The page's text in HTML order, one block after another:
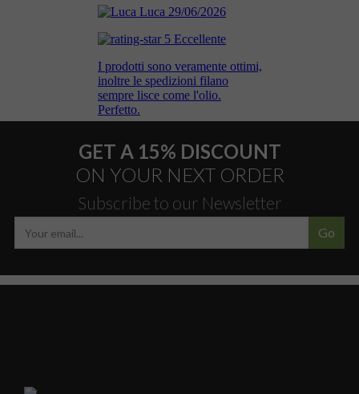
GET A 15% DISCOUNT
ON YOUR NEXT ORDER
Subscribe to our Newsletter
Go